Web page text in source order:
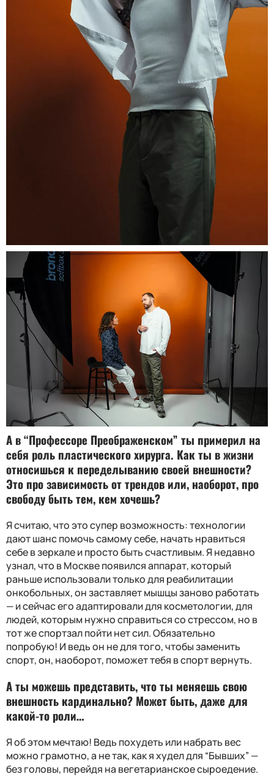
А в “Профессоре Преображенском” ты примерил на
себя роль пластического хирурга. Как ты в жизни
относишься к переделыванию своей внешности?
Это про зависимость от трендов или, наоборот, про
свободу быть тем, кем хочешь?
Я считаю, что это супер возможность: технологии
дают шанс помочь самому себе, начать нравиться
себе в зеркале и просто быть счастливым. Я недавно
узнал, что в Москве появился аппарат, который
раньше использовали только для реабилитации
онкобольных, он заставляет мышцы заново работать
— и сейчас его адаптировали для косметологии, для
людей, которым нужно справиться со стрессом, но в
тот же спортзал пойти нет сил. Обязательно
попробую! И ведь он не для того, чтобы заменить
спорт, он, наоборот, поможет тебя в спорт вернуть.
А ты можешь представить, что ты меняешь свою
внешность кардинально? Может быть, даже для
какой-то роли…
Я об этом мечтаю! Ведь похудеть или набрать вес
можно грамотно, а не так, как я худел для “Бывших” —
без головы, перейдя на вегетарианское сыроедение.